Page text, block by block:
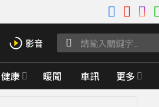
健康 暖聞 車訊 更多